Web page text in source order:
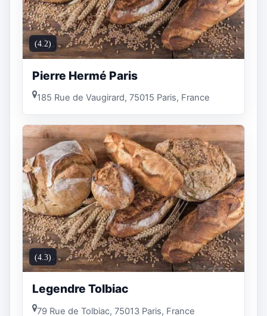
(4.2)
Pierre Hermé Paris
185 Rue de Vaugirard, 75015 Paris, France
(4.3)
Legendre Tolbiac
79 Rue de Tolbiac, 75013 Paris, France